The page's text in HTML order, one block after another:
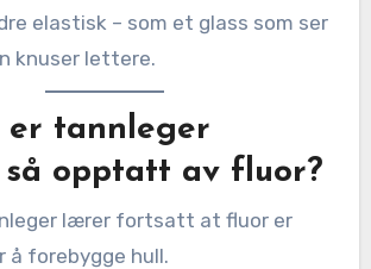
elastisk – som et glass som ser
knuser lettere.
er tannleger
opptatt av fluor?
lærer fortsatt at fluor er
å forebygge hull.